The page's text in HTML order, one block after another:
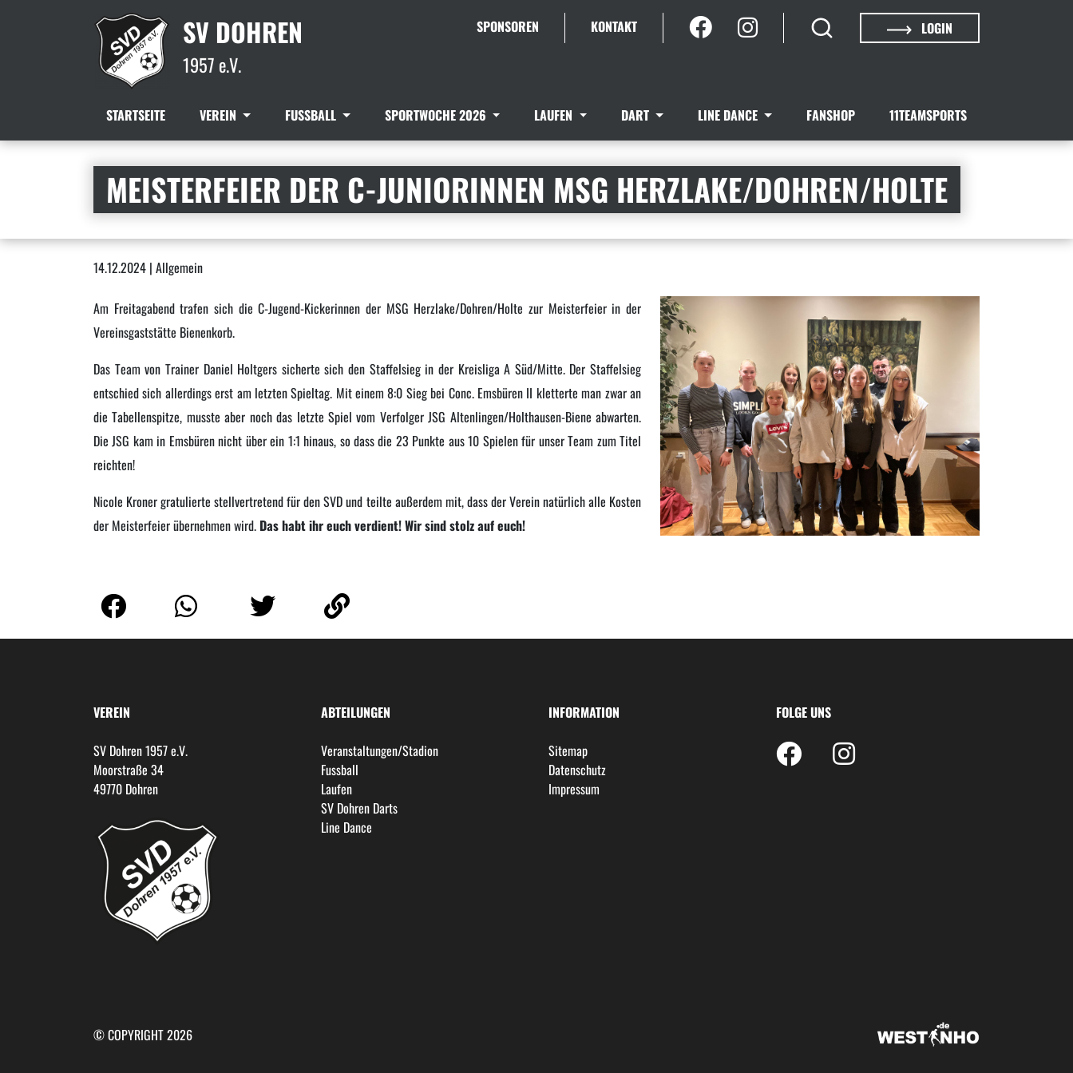
SV DOHREN
1957 e.V.
SPONSOREN KONTAKT LOGIN
STARTSEITE VEREIN FUSSBALL SPORTWOCHE 2026 LAUFEN DART LINE DANCE FANSHOP 11TEAMSPORTS
MEISTERFEIER DER C-JUNIORINNEN MSG HERZLAKE/DOHREN/HOLTE
14.12.2024 | Allgemein
Am Freitagabend trafen sich die C-Jugend-Kickerinnen der MSG Herzlake/Dohren/Holte zur Meisterfeier in der
Vereinsgaststätte Bienenkorb.
Das Team von Trainer Daniel Holtgers sicherte sich den Staffelsieg in der Kreisliga A Süd/Mitte. Der Staffelsieg
entschied sich allerdings erst am letzten Spieltag. Mit einem 8:0 Sieg bei Conc. Emsbüren II kletterte man zwar an
die Tabellenspitze, musste aber noch das letzte Spiel vom Verfolger JSG Altenlingen/Holthausen-Biene abwarten.
Die JSG kam in Emsbüren nicht über ein 1:1 hinaus, so dass die 23 Punkte aus 10 Spielen für unser Team zum Titel
reichten!
Nicole Kroner gratulierte stellvertretend für den SVD und teilte außerdem mit, dass der Verein natürlich alle Kosten
der Meisterfeier übernehmen wird. Das habt ihr euch verdient! Wir sind stolz auf euch!
VEREIN
SV Dohren 1957 e.V.
Moorstraße 34
49770 Dohren
ABTEILUNGEN
Veranstaltungen/Stadion
Fussball
Laufen
SV Dohren Darts
Line Dance
INFORMATION
Sitemap
Datenschutz
Impressum
FOLGE UNS
© COPYRIGHT 2026